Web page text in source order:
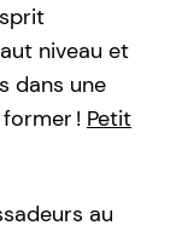
niveau et
dans une
! Petit
au